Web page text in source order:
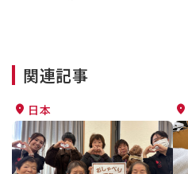
関連記事
日本